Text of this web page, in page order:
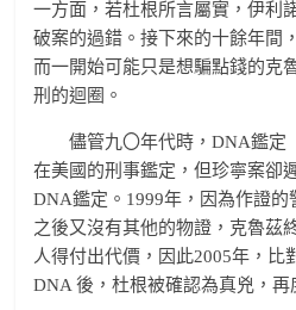
一方面，若杜根所言屬實，伊利
破案的過錯。接下來的十餘年間
而一開始可能只是想騙點錢的克
刑的迴圈。
儘管九〇年代時，DNA鑑定
在美國的刑事鑑定，但珍寧案卻
DNA鑑定。1999年，因為作證
之後又沒有其他的物證，克魯茲
人得付出代價，因此2005年，比
DNA 後，杜根被確認為真兇，再